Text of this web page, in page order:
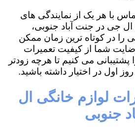
با هر یک از نمایندگی های
جی در جنت آباد جنوبی،
را در کوتاه ترین زمان ممکن
شما از کیفیت تعمیرات
می کنیم تا هرچه زودتر
اول در اختیار داشته باشید.
لوازم خانگی ال
جنوبی